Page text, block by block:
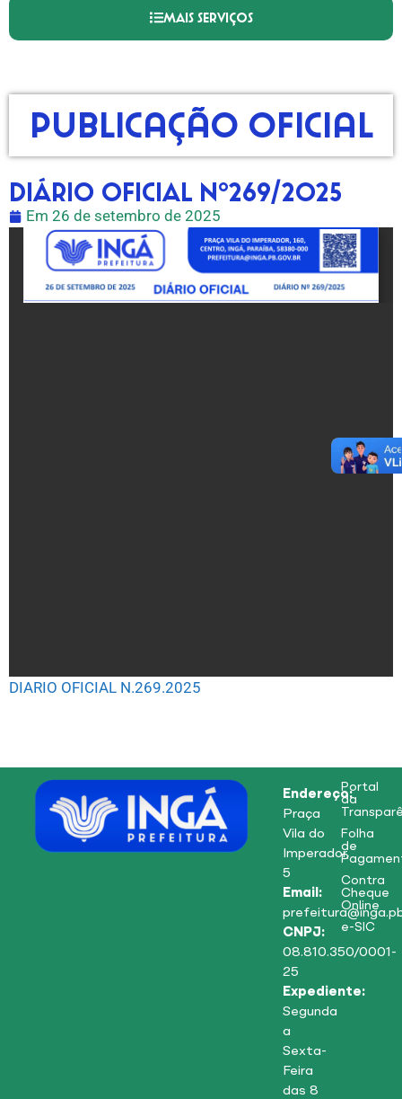
MAIS SERVIÇOS
Publicação Oficial
DIÁRIO OFICIAL Nº269/2025
Em 26 de setembro de 2025
DIARIO OFICIAL N.269.2025
Endereço:
Praça
Vila do
Imperador,
5
Email:
CNPJ:
08.810.350/0001-
25
Expediente:
Segunda
a
Sexta-
Feira
das 8
Portal
da
Folha
de
Contra
Cheque
Online
e-SIC